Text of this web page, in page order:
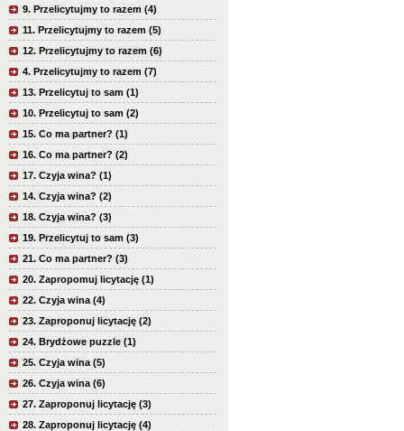
9. Przelicytujmy to razem (4)
11. Przelicytujmy to razem (5)
12. Przelicytujmy to razem (6)
4. Przelicytujmy to razem (7)
13. Przelicytuj to sam (1)
10. Przelicytuj to sam (2)
15. Co ma partner? (1)
16. Co ma partner? (2)
17. Czyja wina? (1)
14. Czyja wina? (2)
18. Czyja wina? (3)
19. Przelicytuj to sam (3)
21. Co ma partner? (3)
20. Zapropomuj licytację (1)
22. Czyja wina (4)
23. Zaproponuj licytację (2)
24. Brydżowe puzzle (1)
25. Czyja wina (5)
26. Czyja wina (6)
27. Zaproponuj licytację (3)
28. Zaproponuj licytację (4)